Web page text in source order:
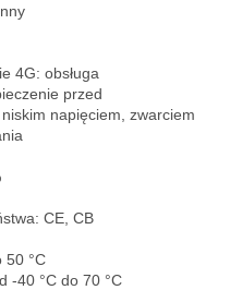
4G: obsługa
przed
napięciem, zwarciem
CE, CB
50 °C
-40 °C do 70 °C